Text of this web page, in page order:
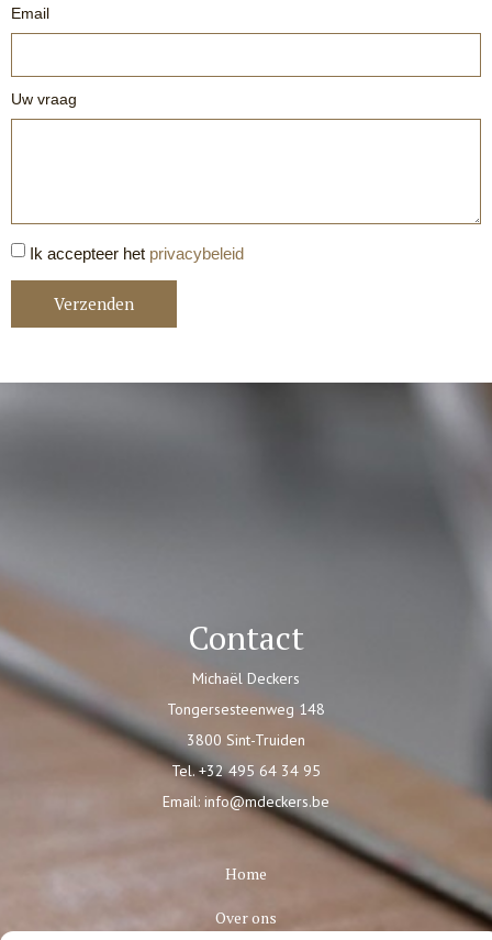
Email
Uw vraag
Ik accepteer het privacybeleid
Verzenden
Contact
Michaël Deckers
Tongersesteenweg 148
3800 Sint-Truiden
Tel. +32 495 64 34 95
Email: info@mdeckers.be
Home
Over ons